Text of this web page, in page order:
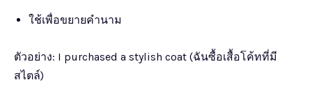
ใช้เพื่อขยายคำนาม
ตัวอย่าง: I purchased a stylish coat (ฉันซื้อเสื้อโค้ทที่มี
สไตล์)